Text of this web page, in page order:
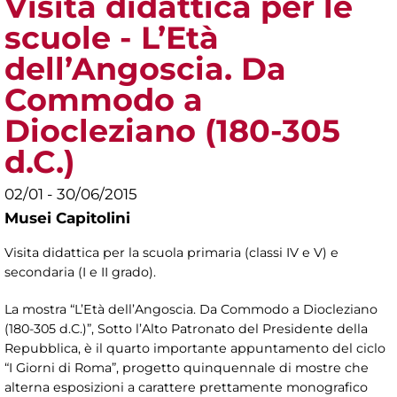
scuole - L’Età
dell’Angoscia. Da
Commodo a
Diocleziano (180-305
d.C.)
02/01 - 30/06/2015
Musei Capitolini
Visita didattica per la scuola primaria (classi IV e V) e
secondaria (I e II grado).
La mostra “L’Età dell’Angoscia. Da Commodo a Diocleziano
(180-305 d.C.)”, Sotto l’Alto Patronato del Presidente della
Repubblica, è il quarto importante appuntamento del ciclo
“I Giorni di Roma”, progetto quinquennale di mostre che
alterna esposizioni a carattere prettamente monografico